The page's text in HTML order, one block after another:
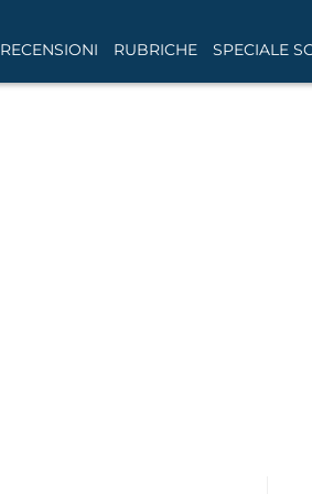
RECENSIONI RUBRICHE SPECIALE